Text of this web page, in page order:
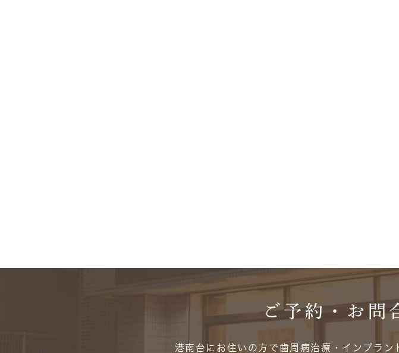
ご予約・お問
港南台にお住いの方で歯周病治療・インプラ